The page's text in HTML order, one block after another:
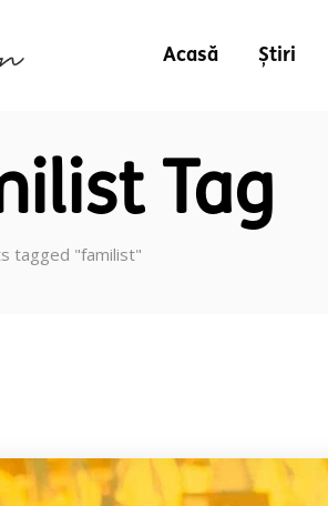
Acasă Știri
Tag
tagged "familist"